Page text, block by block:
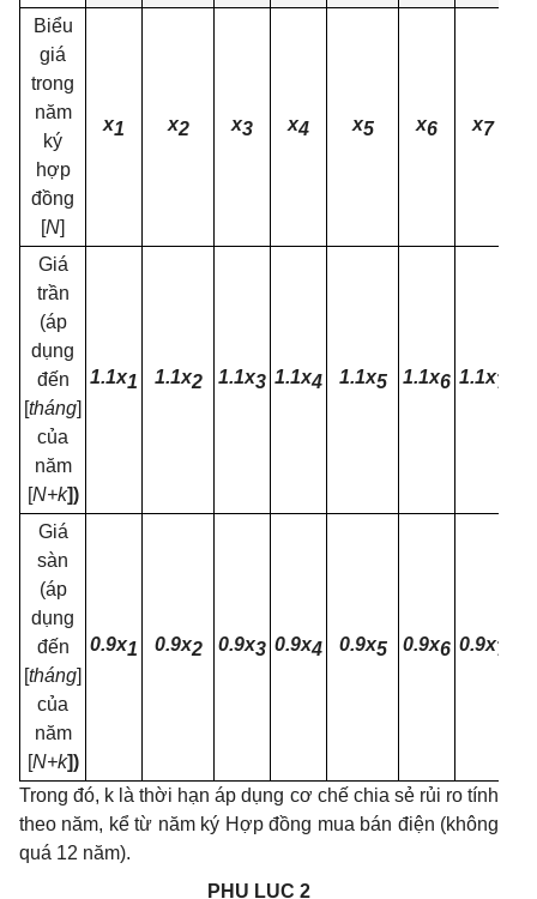
Biểu
giá
trong
năm
ký
hợp
đồng
[N]
x1 x2 x3 x4 x5 x6 x7
Giá
trần
(áp
dụng
đến
[tháng]
của
năm
[N+k])
1.1x1 1.1x2 1.1x3 1.1x4 1.1x5 1.1x6 1.1x7
Giá
sàn
(áp
dụng
đến
[tháng]
của
năm
[N+k])
0.9x1 0.9x2 0.9x3 0.9x4 0.9x5 0.9x6 0.9x7
Trong đó, k là thời hạn áp dụng cơ chế chia sẻ rủi ro tính
theo năm, kể từ năm ký Hợp đồng mua bán điện (không
quá 12 năm).
PHỤ LỤC 2